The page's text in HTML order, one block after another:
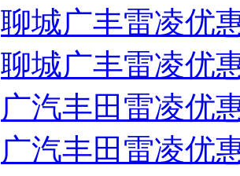
聊城广丰雷凌优
聊城广丰雷凌优
广汽丰田雷凌优
广汽丰田雷凌优